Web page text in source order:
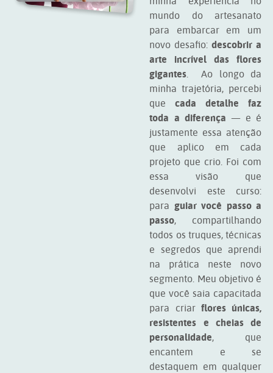
mundo do artesanato
para embarcar em um
novo desafio:descobrir a
arte incrível das flores
gigantes . Ao longo da
minha trajetória, percebi
quecada detalhe faz
toda a diferença — e é
justamente essa atenção
que aplico em cada
projeto que crio. Foi com
essa visão que
desenvolvi este curso:
para guiar você passo a
passo, compartilhando
todos os truques, técnicas
e segredos que aprendi
na prática neste novo
segmento. Meu objetivo é
que você saia capacitada
para criar flores únicas,
resistentes e cheias de
personalidade, que
encantem e se
destaquem em qualquer